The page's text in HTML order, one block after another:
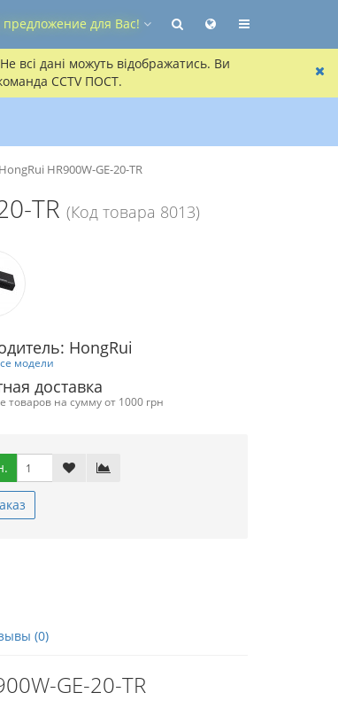
всі дані можуть відображатись. Ви
CCTV ПОСТ.
для Вас!
HR900W-GE-20-TR
TR (Код товара 8013)
HongRui
модели
доставка
товаров на сумму от 1000 грн
(0)
GE-20-TR